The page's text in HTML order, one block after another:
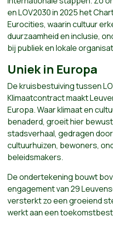
en LOV2030 in 2025 het
Eurocities, waarin cultuur
duurzaamheid en inclusie,
bij publiek en lokale
Uniek in Europa
De kruisbestuiving tussen
Klimaatcontract maakt
Europa. Waar klimaat en
benaderd, groeit hier
stadsverhaal, gedragen
cultuurhuizen, bewoners,
beleidsmakers.
De ondertekening bouwt
engagement van 29
versterkt zo een groeiend
werkt aan een